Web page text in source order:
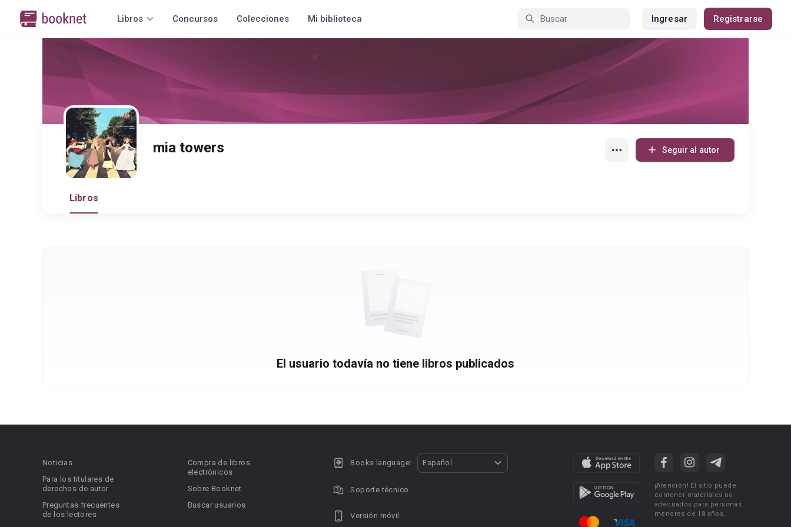
Libros Concursos Colecciones Mi biblioteca Ingresar Registrarse
mia towers Seguir al autor
Libros
El usuario todavía no tiene libros publicados
Noticias
Para los titulares de
derechos de autor
Preguntas frecuentes
de los lectores
Compra de libros
electrónicos
Sobre Booknet
Buscar usuarios
Books language: Español
Soporte técnico
Versión móvil
¡Atención! El sitio puede
contener materiales no
adecuados para personas
menores de 18 años.